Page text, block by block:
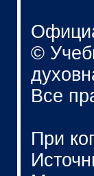
©
Все
При